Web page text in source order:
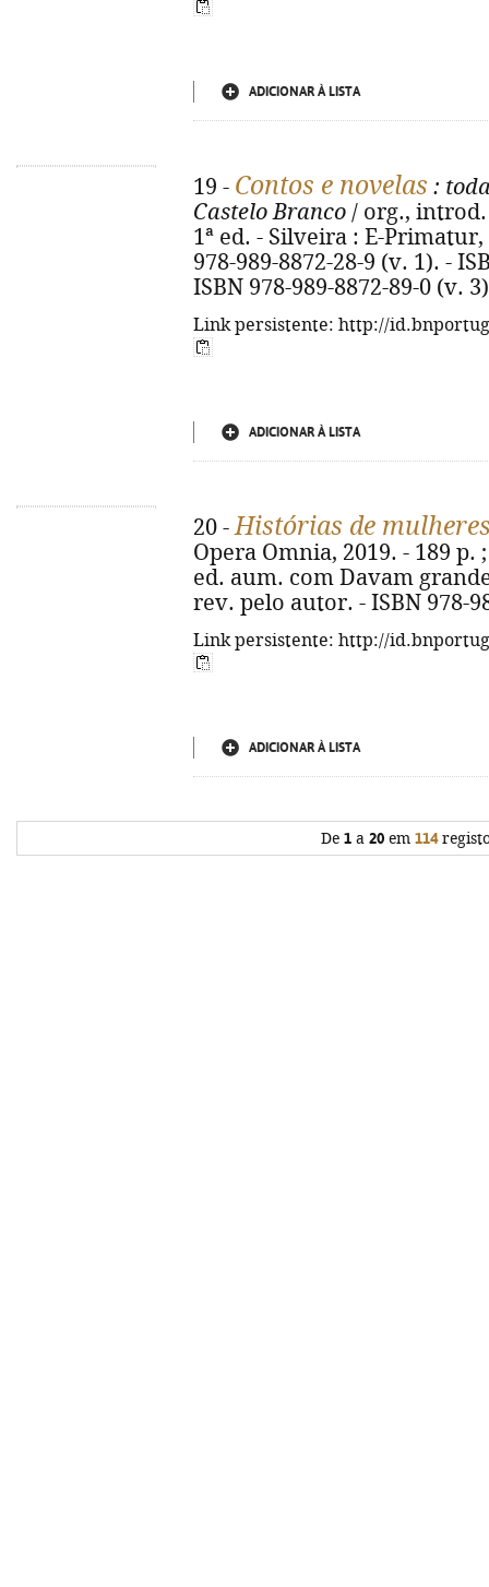
ADICIONAR À LISTA
19 - Contos e novelas :
Castelo Branco / org., introd.
1ª ed. - Silveira : E-Primatur,
978-989-8872-28-9 (v. 1). -
ISBN 978-989-8872-89-0 (v.
Link persistente: http://
ADICIONAR À LISTA
20 -Histórias de
Opera Omnia, 2019. - 189 p.
ed. aum. com Davam
rev. pelo autor. - ISBN 978-
Link persistente: http://
ADICIONAR À LISTA
De 1 a 20 em 114